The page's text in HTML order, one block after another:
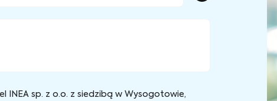
INEA sp. z o.o. z siedzibą w Wysogotowie,